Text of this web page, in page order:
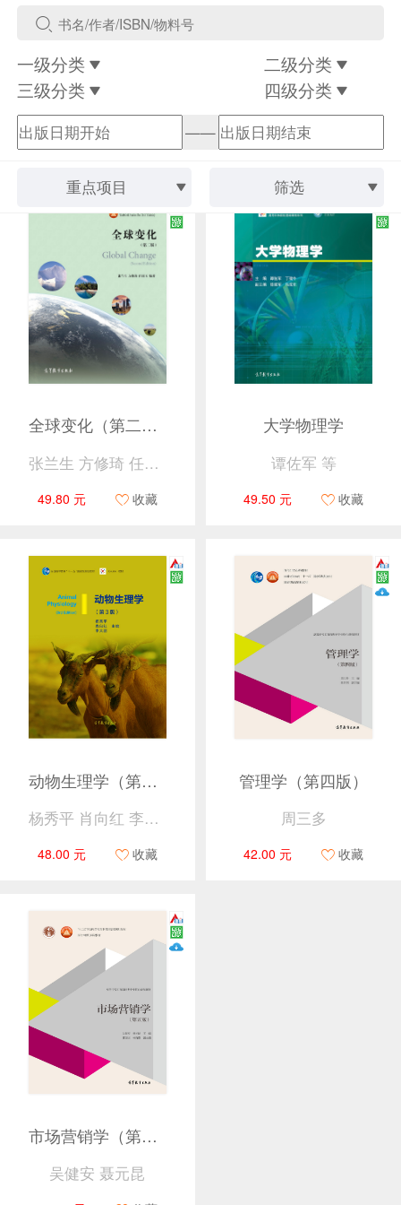
一级分类
二级分类
三级分类
四级分类
——
重点项目 筛选
全球变化（第二版）
张兰生 方修琦 任国玉
49.80 元 收藏
大学物理学
谭佐军 等
49.50 元 收藏
动物生理学（第3版）
杨秀平 肖向红 李大鹏
48.00 元 收藏
管理学（第四版）
周三多
42.00 元 收藏
市场营销学（第五版）
吴健安 聂元昆